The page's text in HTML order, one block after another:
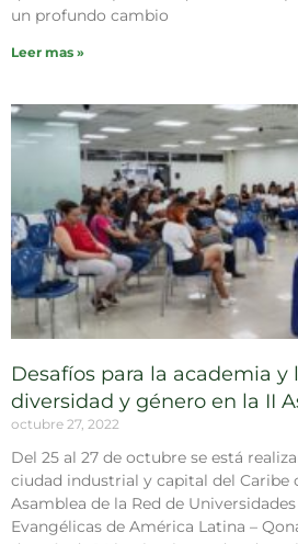
un profundo cambio
Leer mas »
Desafíos para la academia y
diversidad y género en la II
octubre 27, 2022
Del 25 al 27 de octubre se está
ciudad industrial y capital del Caribe
Asamblea de la Red de
Evangélicas de América Latina –